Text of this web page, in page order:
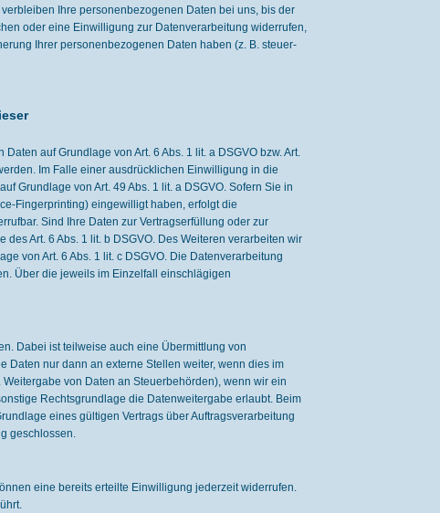
Ihre personenbezogenen Daten bei uns, bis der
oder eine Einwilligung zur Datenverarbeitung widerrufen,
Ihrer personenbezogenen Daten haben (z. B. steuer-
auf Grundlage von Art. 6 Abs. 1 lit. a DSGVO bzw. Art.
Im Falle einer ausdrücklichen Einwilligung in die
Grundlage von Art. 49 Abs. 1 lit. a DSGVO. Sofern Sie in
Fingerprinting) eingewilligt haben, erfolgt die
Sind Ihre Daten zur Vertragserfüllung oder zur
Art. 6 Abs. 1 lit. b DSGVO. Des Weiteren verarbeiten wir
von Art. 6 Abs. 1 lit. c DSGVO. Die Datenverarbeitung
Über die jeweils im Einzelfall einschlägigen
Dabei ist teilweise auch eine Übermittlung von
nur dann an externe Stellen weiter, wenn dies im
von Daten an Steuerbehörden), wenn wir ein
Rechtsgrundlage die Datenweitergabe erlaubt. Beim
eines gültigen Vertrags über Auftragsverarbeitung
geschlossen.
eine bereits erteilte Einwilligung jederzeit widerrufen.